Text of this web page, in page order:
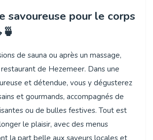
savoureuse pour le corps
de sauna ou après un massage,
de Hezemeer. Dans une
et détendue, vous y dégusterez
et gourmands, accompagnés de
ou de bulles festives. Tout est
le plaisir, avec des menus
la part belle aux saveurs locales et